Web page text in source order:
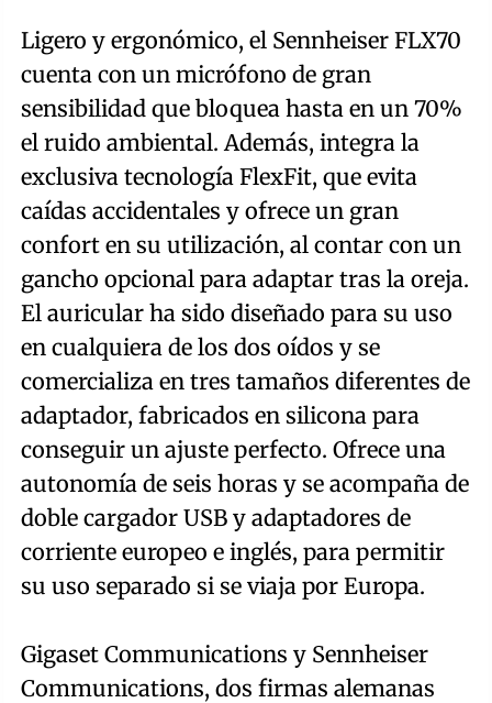
Ligero y ergonómico, el Sennheiser FLX70
cuenta con un micrófono de gran
sensibilidad que bloquea hasta en un 70%
el ruido ambiental. Además, integra la
exclusiva tecnología FlexFit, que evita
caídas accidentales y ofrece un gran
confort en su utilización, al contar con un
gancho opcional para adaptar tras la oreja.
El auricular ha sido diseñado para su uso
en cualquiera de los dos oídos y se
comercializa en tres tamaños diferentes de
adaptador, fabricados en silicona para
conseguir un ajuste perfecto. Ofrece una
autonomía de seis horas y se acompaña de
doble cargador USB y adaptadores de
corriente europeo e inglés, para permitir
su uso separado si se viaja por Europa.
Gigaset Communications y Sennheiser
Communications, dos firmas alemanas